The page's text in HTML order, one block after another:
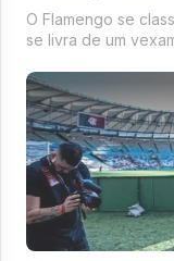
O Flamengo se
se livra de um
Pior, fica a clara
Sousa render ...